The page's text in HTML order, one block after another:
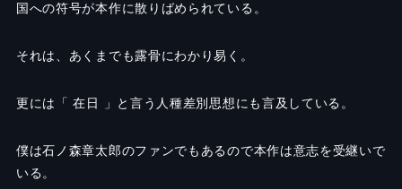
国への符号が本作に散りばめられている。
それは、あくまでも露骨にわかり易く。
更には「 在日 」と言う人種差別思想にも言及している。
僕は石ノ森章太郎のファンでもあるので本作は意志を受継いで
いる。